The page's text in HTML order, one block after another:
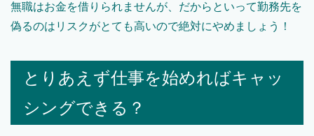
無職はお金を借りられませんが、だからといって勤務先を
偽るのはリスクがとても高いので絶対にやめましょう！
とりあえず仕事を始めればキャッ
シングできる？